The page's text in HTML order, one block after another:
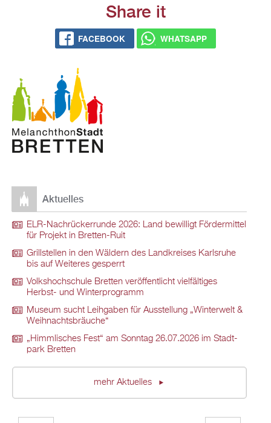
Share it
FACE­BOOK WHATS­APP
Ak­tu­el­les
ELR-Nach­rü­ck­er­run­de 2026: Land be­wil­ligt För­der­mit­tel
für Pro­jekt in Brett­en-Ruit
Grill­stel­len in den Wäl­dern des Land­krei­ses Karls­ru­he
bis auf Wei­te­res ge­sperrt
Volks­hoch­schu­le Brett­en ver­öf­fent­licht viel­fäl­ti­ges
Herbst- und Win­ter­pro­gramm
Mu­se­um sucht Leih­ga­ben für Aus­stel­lung „Win­ter­welt &
Weih­nachts­bräu­che“
„Himm­li­sches Fest“ am Sonn­tag 26.07.2026 im Stadt­
park Brett­en
mehr Ak­tu­el­les